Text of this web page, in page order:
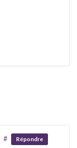
# Répondre